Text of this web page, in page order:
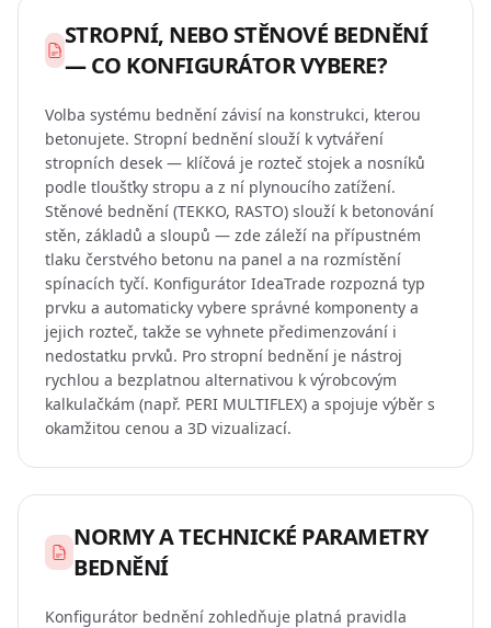
STROPNÍ, NEBO STĚNOVÉ BEDNĚNÍ
— CO KONFIGURÁTOR VYBERE?
Volba systému bednění závisí na konstrukci, kterou
betonujete. Stropní bednění slouží k vytváření
stropních desek — klíčová je rozteč stojek a nosníků
podle tloušťky stropu a z ní plynoucího zatížení.
Stěnové bednění (TEKKO, RASTO) slouží k betonování
stěn, základů a sloupů — zde záleží na přípustném
tlaku čerstvého betonu na panel a na rozmístění
spínacích tyčí. Konfigurátor IdeaTrade rozpozná typ
prvku a automaticky vybere správné komponenty a
jejich rozteč, takže se vyhnete předimenzování i
nedostatku prvků. Pro stropní bednění je nástroj
rychlou a bezplatnou alternativou k výrobcovým
kalkulačkám (např. PERI MULTIFLEX) a spojuje výběr s
okamžitou cenou a 3D vizualizací.
NORMY A TECHNICKÉ PARAMETRY
BEDNĚNÍ
Konfigurátor bednění zohledňuje platná pravidla